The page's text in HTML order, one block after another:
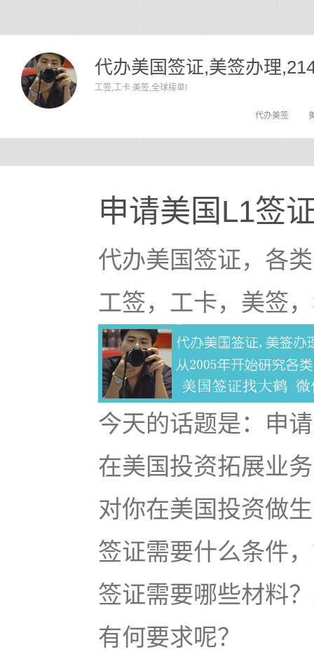
代办美国签证,美签办理
工签,工卡.美签,全球接单!
代办美签
申请美国L1签
代办美国签证，各
工签，工卡，美签
今天的话题是：申
在美国投资拓展业
对你在美国投资做
签证需要什么条件
签证需要哪些材料
有何要求呢？